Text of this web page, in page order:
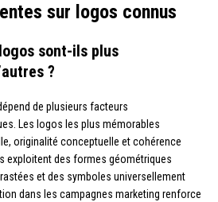
sur logos connus
sont-ils plus
?
de plusieurs facteurs
Les logos les plus mémorables
originalité conceptuelle et cohérence
exploitent des formes géométriques
et des symboles universellement
dans les campagnes marketing renforce